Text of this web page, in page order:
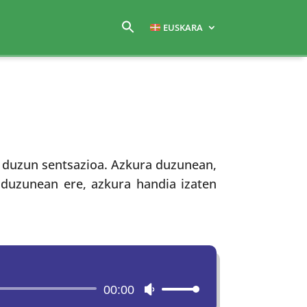
EUSKARA
sentsazioa. Azkura duzunean,
duzunean ere, azkura handia izaten
00:00
Use